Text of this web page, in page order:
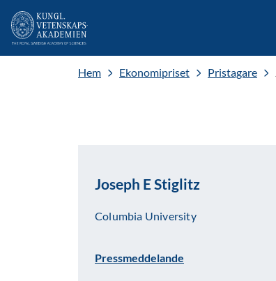
Hem Ekonomipriset Pristagare
Joseph E Stiglitz
Columbia University
Pressmeddelande